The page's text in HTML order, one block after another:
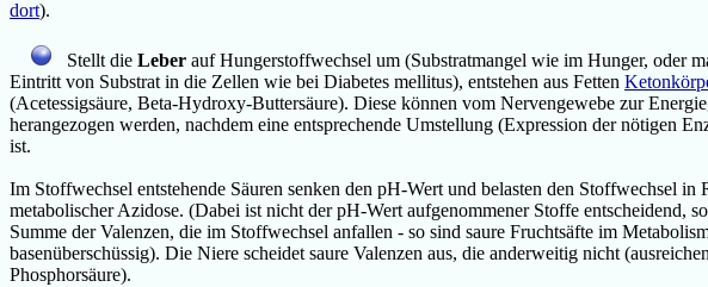
dort).
Stellt die Leber auf Hungerstoffwechsel um (Substratmangel wie im Hunger, oder
Eintritt von Substrat in die Zellen wie bei Diabetes mellitus), entstehen aus Fetten
(Acetessigsäure, Beta-Hydroxy-Buttersäure). Diese können vom Nervengewebe zur
herangezogen werden, nachdem eine entsprechende Umstellung (Expression der nötigen
ist.
Im Stoffwechsel entstehende Säuren senken den pH-Wert und belasten den Stoffwechsel in
metabolischer Azidose. (Dabei ist nicht der pH-Wert aufgenommener Stoffe entscheidend,
Summe der Valenzen, die im Stoffwechsel anfallen - so sind saure Fruchtsäfte im
basenüberschüssig). Die Niere scheidet saure Valenzen aus, die anderweitig nicht
Phosphorsäure).